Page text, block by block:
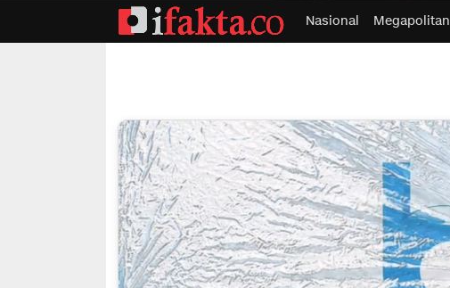
Nasional Megapolitan